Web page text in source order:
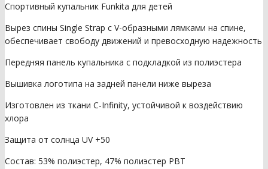
Спортивный купальник Funkita для детей
Вырез спины Single Strap с V-образными лямками на спине,
обеспечивает свободу движений и превосходную надежность
Передняя панель купальника с подкладкой из полиэстера
Вышивка логотипа на задней панели ниже выреза
Изготовлен из ткани C-Infinity, устойчивой к воздействию
хлора
Защита от солнца UV +50
Состав: 53% полиэстер, 47% полиэстер PBT